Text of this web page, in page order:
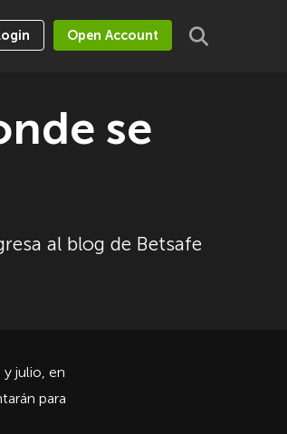
Open Account
se
al blog de Betsafe
y julio, en
para